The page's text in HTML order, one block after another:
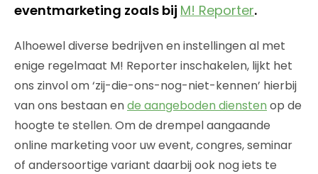
eventmarketing zoals bij M! Reporter.
Alhoewel diverse bedrijven en instellingen al met
enige regelmaat M! Reporter inschakelen, lijkt het
ons zinvol om ‘zij-die-ons-nog-niet-kennen’ hierbij
van ons bestaan ende aangeboden diensten op de
hoogte te stellen. Om de drempel aangaande
online marketing voor uw event, congres, seminar
of andersoortige variant daarbij ook nog iets te